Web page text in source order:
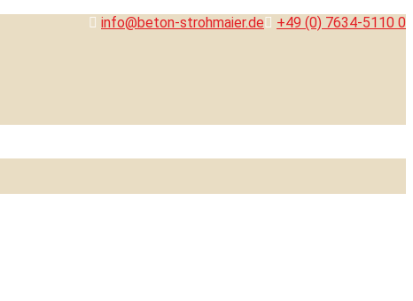
+49 (0) 7634-5110 0
info@beton-strohmaier.de